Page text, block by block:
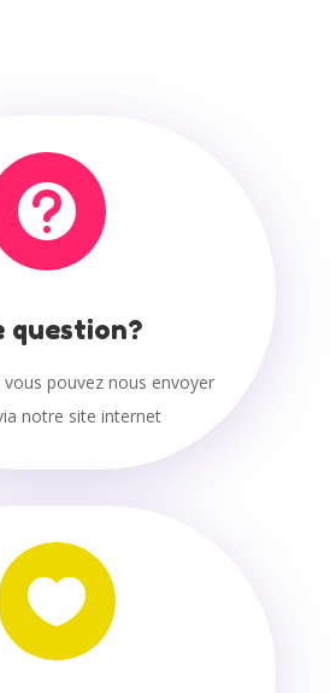

question?
pouvez nous envoyer
notre site internet
